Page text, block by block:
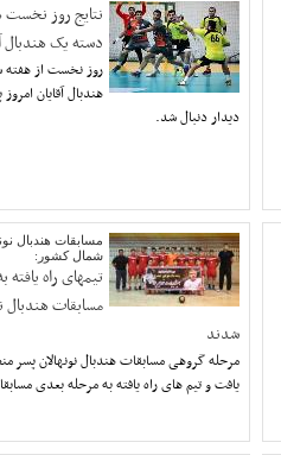
نتایج روز
دسته یک هندبال
روز نخست از
دیدار دنبال شد.
مسابقات هندبال
شمال کشور:
تیمهای راه یافته
مسابقات
شدند
مرحله گروهی مسابقات هندبال نونهالان پسر
یافت و تیم های راه یافته به مرحله بعدی